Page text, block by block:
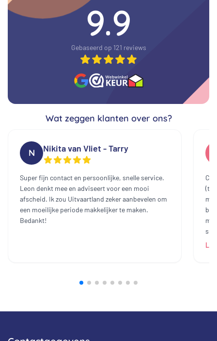
9.9
Gebaseerd op 121 reviews
Wat zeggen klanten over ons?
N Nikita van Vliet - Tarry
Super fijn contact en persoonlijke, snelle service.
Leon denkt mee en adviseert voor een mooi
afscheid. Ik zou Uitvaartland zeker aanbevelen om
een moeilijke periode makkelijker te maken.
Bedankt!